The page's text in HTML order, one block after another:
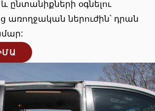
ընտանիքների օգնելու
առողջական ներուժին՝ դրան